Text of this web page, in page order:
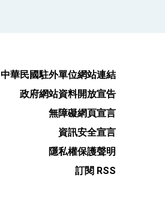
中華民國駐外單位網站連結
政府網站資料開放宣告
無障礙網頁宣言
資訊安全宣言
隱私權保護聲明
訂閱 RSS